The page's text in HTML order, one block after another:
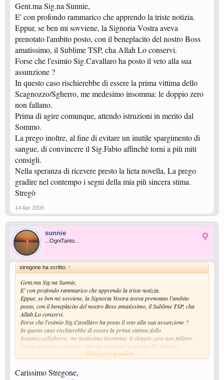
La prego, lenisca le mie pene e si rivolga, in caso estremo, a Bin Laden.
Con ossequi
Servo Suo Stregò
Gent.ma Sig.na Sunnie,
E' con profondo rammarico che apprendo la triste notizia.
Eppur, se ben mi sovviene, la Signoria Vostra aveva
prenotato l'ambito posto, con il beneplacito del nostro Boss
amatissimo, il Sublime TSP, cha Allah Lo conservi.
Forse che l'esimio Sig.Cavallaro ha posto il veto alla sua
assunzione ?
In questo caso rischierebbe di essere la prima vittima dello
Scagnozzo/Sgherro, me medesimo insomma: le doppio zero
non fallano.
Prima di agire comunque, attendo istruzioni in merito dal
Sommo.
La prego inoltre, al fine di evitare un inutile spargimento di
sangue, di convincere il Sig.Fabio affinchè torni a più miti
consigli.
Nella speranza di ricevere presto la lieta novella, La prego
gradire nel contempo i segni della mia più sincera stima.
Stregò
14 Apr 2008
sunnie
...OgniTanto...
stregone ha scritto: ↑
Gent.ma Sig.na Sunnie,
E' con profondo rammarico che apprendo la triste notizia.
Eppur, se ben mi sovviene, la Signoria Vostra aveva prenotato l'ambito
posto, con il beneplacito del nostro Boss amatissimo, il Sublime TSP, cha
Allah Lo conservi.
Forse che l'esimio Sig.Cavallaro ha posto il veto alla sua assunzione ?
In questo caso rischierebbe di essere la prima vittima dello
Scagnozzo/Sgherro, me medesimo insomma: le doppio zero non fallano.
Prima di agire comunque, attendo istruzioni in merito dal Sommo.
La prego inoltre, al fine di evitare un inutile spargimento di sangue, di
Nella speranza di ricevere presto la lieta novella, La prego gradire nel
contempo i segni della mia più sincera stima.
Clicca per espandere...
Carissimo Stregone,